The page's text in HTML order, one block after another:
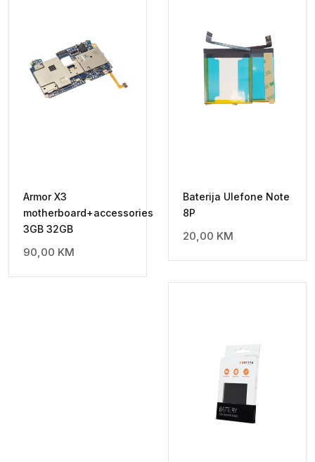
Armor X3
motherboard+accessories
3GB 32GB
90,00 KM
Baterija Ulefone Note
8P
20,00 KM